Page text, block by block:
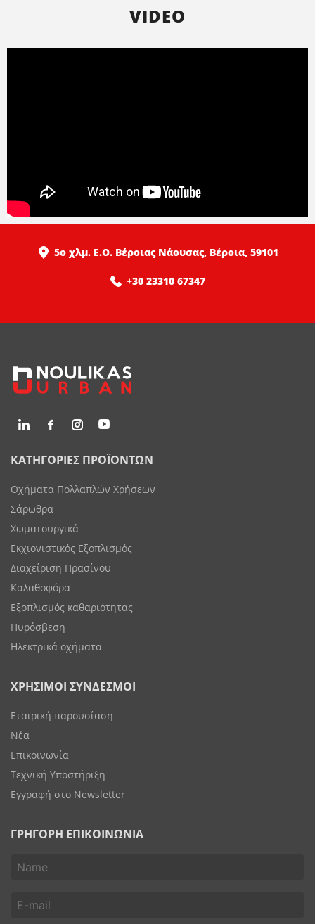
VIDEO
5ο χλμ. Ε.Ο. Βέροιας Νάουσας, Βέροια, 59101
+30 23310 67347
ΚΑΤΗΓΟΡΙΕΣ ΠΡΟΪΟΝΤΩΝ
Οχήματα Πολλαπλών Χρήσεων
Σάρωθρα
Χωματουργικά
Εκχιονιστικός Εξοπλισμός
Διαχείριση Πρασίνου
Καλαθοφόρα
Εξοπλισμός καθαριότητας
Πυρόσβεση
Ηλεκτρικά οχήματα
ΧΡΗΣΙΜΟΙ ΣΥΝΔΕΣΜΟΙ
Εταιρική παρουσίαση
Νέα
Επικοινωνία
Τεχνική Υποστήριξη
Εγγραφή στο Newsletter
ΓΡΗΓΟΡΗ ΕΠΙΚΟΙΝΩΝΙΑ